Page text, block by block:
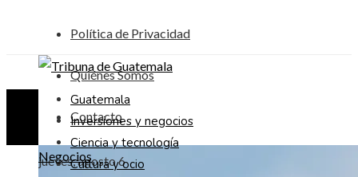
Política de Privacidad
Quiénes Somos
Contacto
jueves, agosto 6
Guatemala
Inversiones y negocios
Ciencia y tecnología
Cultura y ocio
Negocios